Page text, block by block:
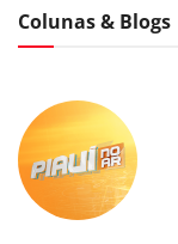
Colunas & Blogs